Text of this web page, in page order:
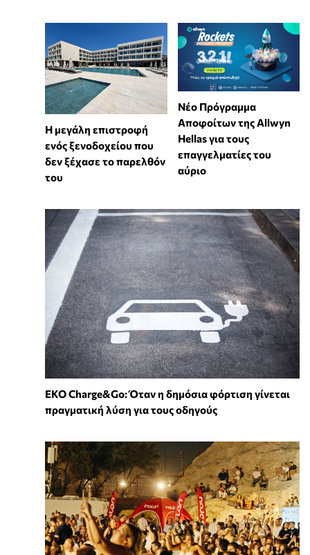
Η μεγάλη επιστροφή
ενός ξενοδοχείου που
δεν ξέχασε το παρελθόν
του
Νέο Πρόγραμμα
Αποφοίτων της Allwyn
Hellas για τους
επαγγελματίες του
αύριο
EKO Charge&Go: Όταν η δημόσια φόρτιση γίνεται
πραγματική λύση για τους οδηγούς